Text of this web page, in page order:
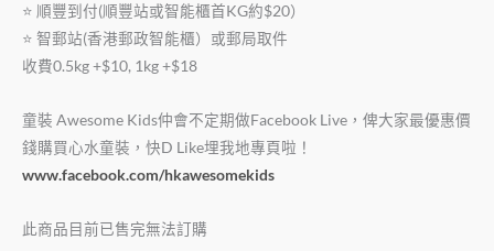
⭐️ 順豐到付(順豐站或智能櫃首KG約$20）
⭐️ 智郵站(香港郵政智能櫃）或郵局取件
收費0.5kg +$10, 1kg +$18
童裝 Awesome Kids仲會不定期做Facebook Live，俾大家最優惠價
錢購買心水童裝，快D Like埋我地專頁啦！
www.facebook.com/hkawesomekids
此商品目前已售完無法訂購